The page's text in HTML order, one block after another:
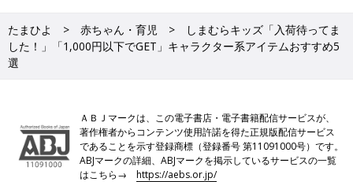
たまひよ 赤ちゃん・育児
しまむらキッズ「入荷待ってま
した！」「1,000円以下でGET」キャラクター系アイテムおすすめ5
選
ＡＢＪマークは、この電子書店・電子書籍配信サービスが、
著作権者からコンテンツ使用許諾を得た正規版配信サービス
であることを示す登録商標（登録番号 第11091000号）です。
ABJマークの詳細、ABJマークを掲示しているサービスの一覧
はこちら→https://aebs.or.jp/